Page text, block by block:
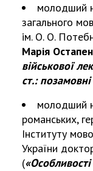
молодший
загального
ім. О. О.
Марія
військової
ст.:
молодший
романських,
Інституту
України
(